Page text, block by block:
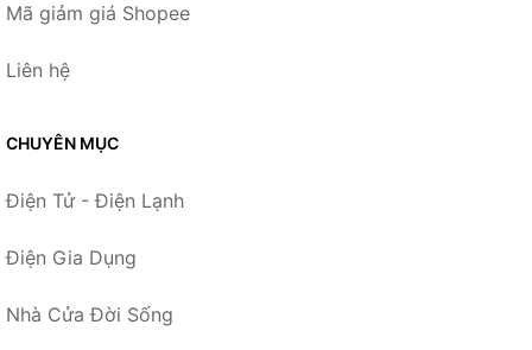
Mã giảm giá Shopee
Liên hệ
CHUYÊN MỤC
Điện Tử - Điện Lạnh
Điện Gia Dụng
Nhà Cửa Đời Sống